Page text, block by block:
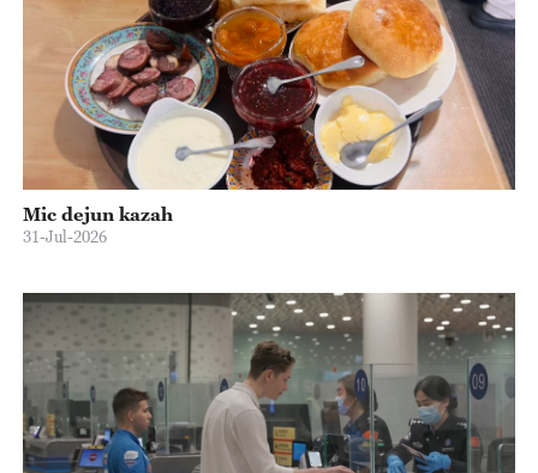
Mic dejun kazah
31-Jul-2026